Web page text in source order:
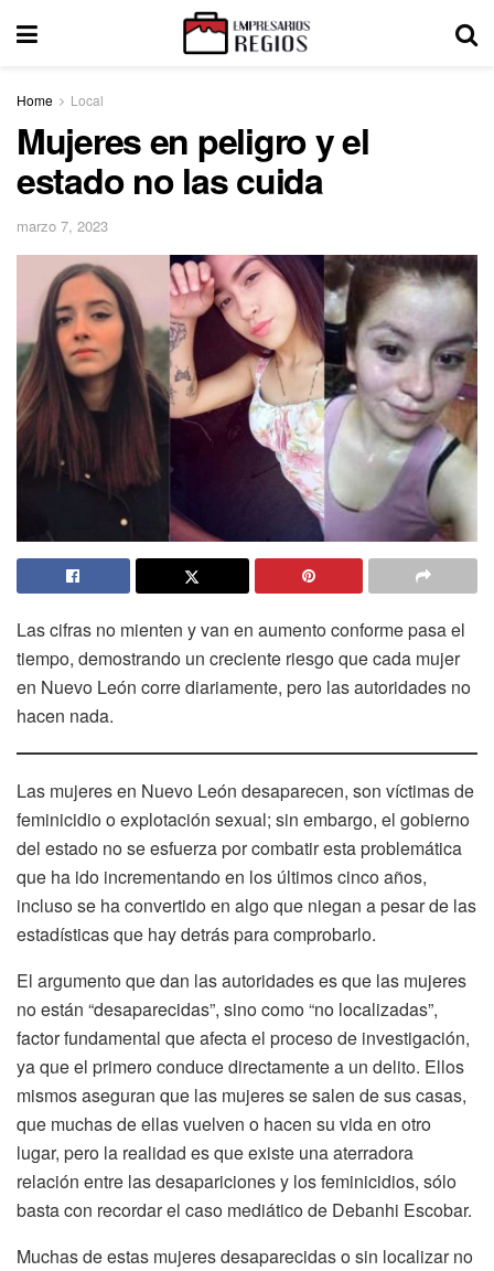
Home Local
Mujeres en peligro y el
estado no las cuida
marzo 7, 2023
Las cifras no mienten y van en aumento conforme pasa el
tiempo, demostrando un creciente riesgo que cada mujer
en Nuevo León corre diariamente, pero las autoridades no
hacen nada.
Las mujeres en Nuevo León desaparecen, son víctimas de
feminicidio o explotación sexual; sin embargo, el gobierno
del estado no se esfuerza por combatir esta problemática
que ha ido incrementando en los últimos cinco años,
incluso se ha convertido en algo que niegan a pesar de las
estadísticas que hay detrás para comprobarlo.
El argumento que dan las autoridades es que las mujeres
no están “desaparecidas”, sino como “no localizadas”,
factor fundamental que afecta el proceso de investigación,
ya que el primero conduce directamente a un delito. Ellos
mismos aseguran que las mujeres se salen de sus casas,
que muchas de ellas vuelven o hacen su vida en otro
lugar, pero la realidad es que existe una aterradora
relación entre las desapariciones y los feminicidios, sólo
basta con recordar el caso mediático de Debanhi Escobar.
Muchas de estas mujeres desaparecidas o sin localizar no